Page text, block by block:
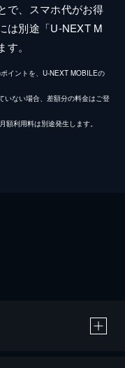
で、スマホ代がお得
は別途「U-NEXT M
。
イントを、U-NEXT MOBILEの
いない場合、差額分の料金はご登
利用料は別途発生します。